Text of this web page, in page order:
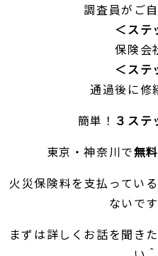
調査員がご
＜ステ
保険会
＜ステ
通過後に修
簡単！ ３ステ
東京・神奈川で無
火災保険料を支払ってい
ないで
まずは詳しくお話を聞き